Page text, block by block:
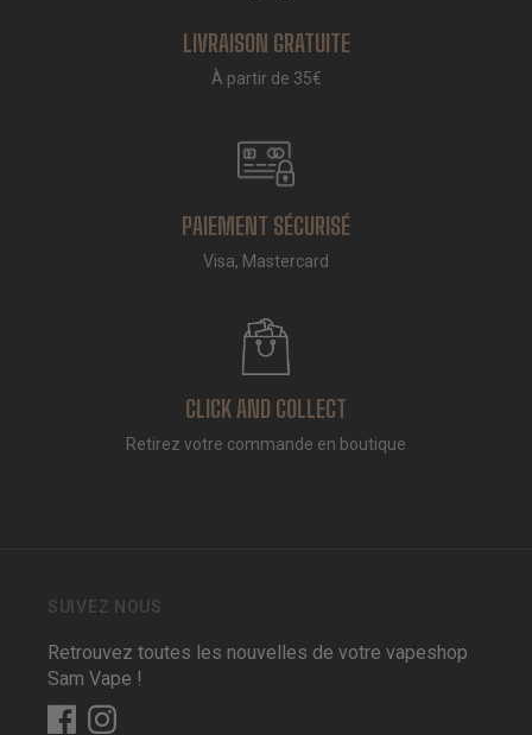
LIVRAISON GRATUITE
À partir de 35€
PAIEMENT SÉCURISÉ
Visa, Mastercard
CLICK AND COLLECT
Retirez votre commande en boutique
SUIVEZ NOUS
Retrouvez toutes les nouvelles de votre vapeshop
Sam Vape !